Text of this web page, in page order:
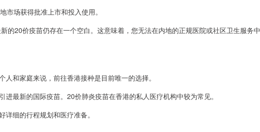
市场获得批准上市和投入使用。
的20价疫苗仍存在一个空白。这意味着，您无法在内地的正规医院或社区卫生服务中
和家庭来说，前往香港接种是目前唯一的选择。
最新的国际疫苗。20价肺炎疫苗在香港的私人医疗机构中较为常见。
细的行程规划和医疗准备。